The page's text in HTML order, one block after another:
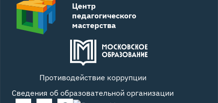
Центр
педагогического
мастерства
Противодействие коррупции
Сведения об образовательной организации